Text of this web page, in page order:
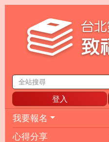
登入
我要報名
心得分享